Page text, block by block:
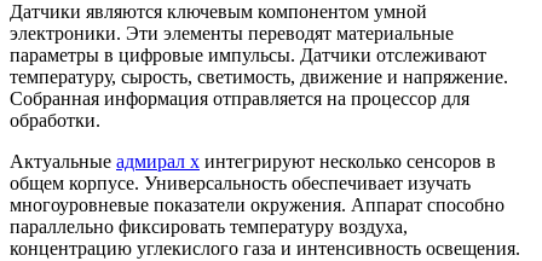
Датчики являются ключевым компонентом умной
электроники. Эти элементы переводят материальные
параметры в цифровые импульсы. Датчики отслеживают
температуру, сырость, светимость, движение и напряжение.
Собранная информация отправляется на процессор для
обработки.
Актуальные адмирал х интегрируют несколько сенсоров в
общем корпусе. Универсальность обеспечивает изучать
многоуровневые показатели окружения. Аппарат способно
параллельно фиксировать температуру воздуха,
концентрацию углекислого газа и интенсивность освещения.